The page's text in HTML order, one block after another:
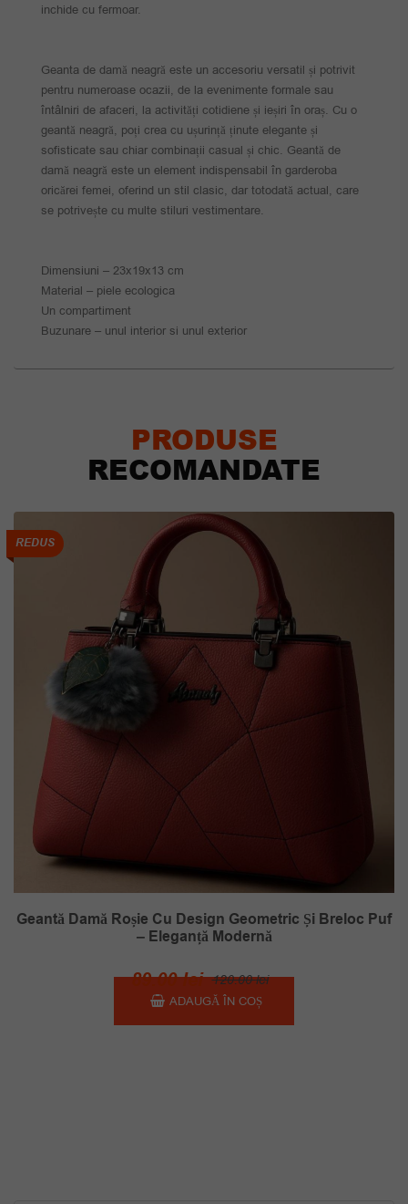
inchide cu fermoar.
Geanta de damă neagră este un accesoriu versatil și potrivit
pentru numeroase ocazii, de la evenimente formale sau
întâlniri de afaceri, la activități cotidiene și ieșiri în oraș. Cu o
geantă neagră, poți crea cu ușurință ținute elegante și
sofisticate sau chiar combinații casual și chic. Geantă de
damă neagră este un element indispensabil în garderoba
oricărei femei, oferind un stil clasic, dar totodată actual, care
se potrivește cu multe stiluri vestimentare.
Dimensiuni – 23x19x13 cm
Material – piele ecologica
Un compartiment
Buzunare – unul interior si unul exterior
PRODUSE
RECOMANDATE
REDUS
Geantă Damă Roșie Cu Design Geometric Și Breloc Puf
– Eleganță Modernă
120.00lei
Prețul
inițial
a
89.00leiPrețul
curent
este:
ADAUGĂ ÎN COȘ